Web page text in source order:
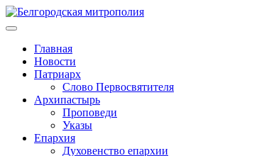
Главная
Новости
Патриарх
Слово Первосвятителя
Архипастырь
Проповеди
Указы
Епархия
Духовенство епархии